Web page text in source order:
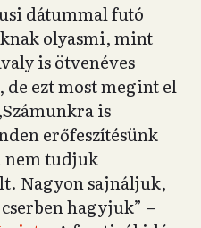
dátummal futó
olyasmi, mint
is ötvenéves
de ezt most megint el
is
erőfeszítésünk
nem tudjuk
Nagyon sajnáljuk,
hagyjuk” –